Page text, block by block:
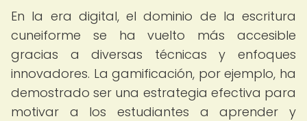
En la era digital, el dominio de la escritura
cuneiforme se ha vuelto más accesible
gracias a diversas técnicas y enfoques
innovadores. La gamificación, por ejemplo, ha
demostrado ser una estrategia efectiva para
motivar a los estudiantes a aprender y